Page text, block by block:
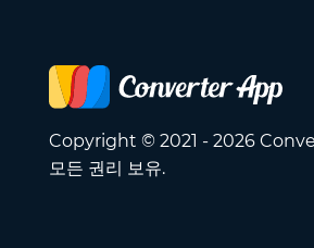
Copyright © 2021 - 2026
모든 권리 보유.